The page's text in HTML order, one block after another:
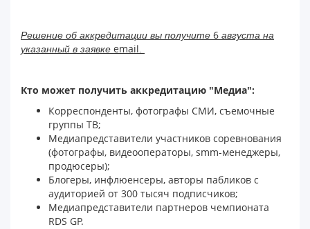
Решение об аккредитации вы получите 6 августа на
указанный в заявке email.
Кто может получить аккредитацию "Медиа":
Корреспонденты, фотографы СМИ, съемочные
группы ТВ;
Медиапредставители участников соревнования
(фотографы, видеооператоры, smm-менеджеры,
продюсеры);
Блогеры, инфлюенсеры, авторы пабликов с
аудиторией от 300 тысяч подписчиков;
Медиапредставители партнеров чемпионата
RDS GP.